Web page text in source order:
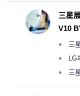
三星
V10
三
月销LG
偷偷三